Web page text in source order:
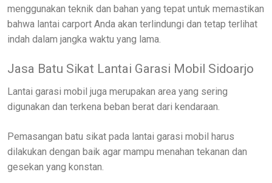
menggunakan teknik dan bahan yang tepat untuk memastikan
bahwa lantai carport Anda akan terlindungi dan tetap terlihat
indah dalam jangka waktu yang lama.
Jasa Batu Sikat Lantai Garasi Mobil Sidoarjo
Lantai garasi mobil juga merupakan area yang sering
digunakan dan terkena beban berat dari kendaraan.
Pemasangan batu sikat pada lantai garasi mobil harus
dilakukan dengan baik agar mampu menahan tekanan dan
gesekan yang konstan.